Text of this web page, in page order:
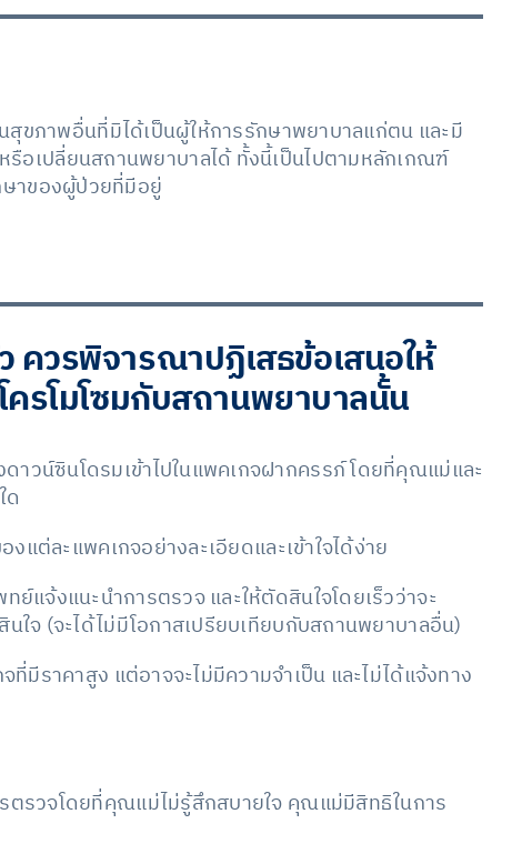
ขภาพอื่นที่มิได้เป็นผู้ให้การรักษาพยาบาลแก่ตน และมี
อเปลี่ยนสถานพยาบาลได้ ทั้งนี้เป็นไปตามหลักเกณฑ์
าของผู้ป่วยที่มีอยู่
วรพิจารณาปฏิเสธข้อเสนอให้
รโมโซมกับสถานพยาบาลนั้น
าวน์ซินโดรมเข้าไปในแพคเกจฝากครรภ์ โดยที่คุณแม่และ
ด
งแต่ละแพคเกจอย่างละเอียดและเข้าใจได้ง่าย
แจ้งแนะนำการตรวจ และให้ตัดสินใจโดยเร็วว่าจะ
ใจ (จะได้ไม่มีโอกาสเปรียบเทียบกับสถานพยาบาลอื่น)
มีราคาสูง แต่อาจจะไม่มีความจำเป็น และไม่ได้แจ้งทาง
รวจโดยที่คุณแม่ไม่รู้สึกสบายใจ คุณแม่มีสิทธิในการ